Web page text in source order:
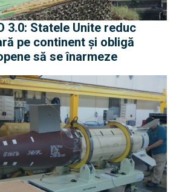
pe continent și obligă
să se înarmeze